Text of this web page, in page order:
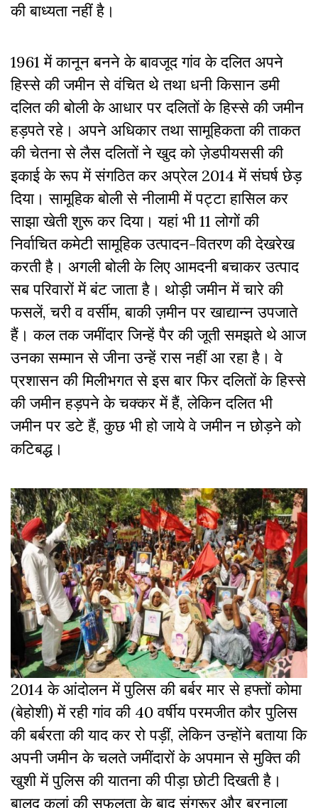
की बाध्यता नहीं है।
1961 में कानून बनने के बावजूद गांव के दलित अपने
हिस्से की जमीन से वंचित थे तथा धनी किसान डमी
दलित की बोली के आधार पर दलितों के हिस्से की जमीन
हड़पते रहे। अपने अधिकार तथा सामूहिकता की ताकत
की चेतना से लैस दलितों ने खुद को ज़ेडपीयससी की
इकाई के रूप में संगठित कर अप्रेल 2014 में संघर्ष छेड़
दिया। सामूहिक बोली से नीलामी में पट्टा हासिल कर
साझा खेती शुरू कर दिया। यहां भी 11 लोगों की
निर्वाचित कमेटी सामूहिक उत्पादन-वितरण की देखरेख
करती है। अगली बोली के लिए आमदनी बचाकर उत्पाद
सब परिवारों में बंट जाता है। थोड़ी जमीन में चारे की
फसलें, चरी व वर्सीम, बाकी ज़मीन पर खाद्यान्न उपजाते
हैं। कल तक जमींदार जिन्हें पैर की जूती समझते थे आज
उनका सम्मान से जीना उन्हें रास नहीं आ रहा है। वे
प्रशासन की मिलीभगत से इस बार फिर दलितों के हिस्से
की जमीन हड़पने के चक्कर में हैं, लेकिन दलित भी
जमीन पर डटे हैं, कुछ भी हो जाये वे जमीन न छोड़ने को
कटिबद्ध।
2014 के आंदोलन में पुलिस की बर्बर मार से हफ्तों कोमा
(बेहोशी) में रही गांव की 40 वर्षीय परमजीत कौर पुलिस
की बर्बरता की याद कर रो पड़ीं, लेकिन उन्होंने बताया कि
अपनी जमीन के चलते जमींदारों के अपमान से मुक्ति की
खुशी में पुलिस की यातना की पीड़ा छोटी दिखती है।
बालद कलां की सफलता के बाद संगरूर और बरनाला